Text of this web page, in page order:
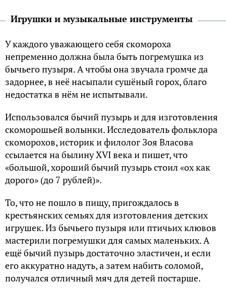
Игрушки и музыкальные инструменты
У каждого уважающего себя скомороха
непременно должна была быть погремушка из
бычьего пузыря. А чтобы она звучала громче да
задорнее, в неё насыпали сушёный горох, благо
недостатка в нём не испытывали.
Использовался бычий пузырь и для изготовления
скоморошьей волынки. Исследователь фольклора
скоморохов, историк и филолог Зоя Власова
ссылается на былину XVI века и пишет, что
«большой, хороший бычий пузырь стоил «ох как
дорого» (до 7 рублей)».
То, что не пошло в пищу, пригождалось в
крестьянских семьях для изготовления детских
игрушек. Из бычьего пузыря или птичьих клювов
мастерили погремушки для самых маленьких. А
ещё бычий пузырь достаточно эластичен, и если
его аккуратно надуть, а затем набить соломой,
получался отличный мяч для детей постарше.